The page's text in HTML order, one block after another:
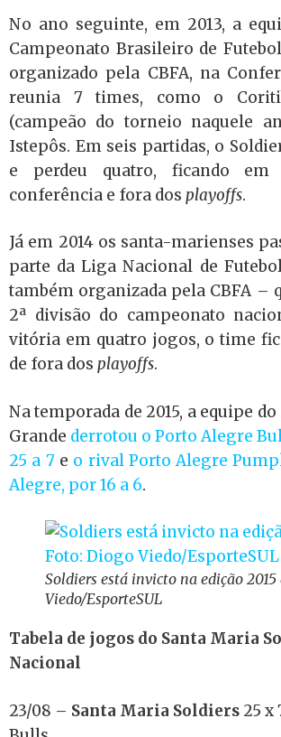
No ano seguinte, em 2013, a
Campeonato Brasileiro de
organizado pela CBFA, na
reunia 7 times, como o
(campeão do torneio naquele
Istepôs. Em seis partidas, o
e perdeu quatro, ficando
conferência e fora dos playoffs.
Já em 2014 os santa-marienses
parte da Liga Nacional de
também organizada pela CBFA –
2ª divisão do campeonato
vitória em quatro jogos, o time
de fora dos playoffs.
Na temporada de 2015, a equipe
Grande derrotou o Porto Alegre
25 a 7e o rival Porto Alegre
Alegre, por 16 a 6.
Soldiers está invicto na edição
Viedo/EsporteSUL
Tabela de jogos do Santa Maria
Nacional
23/08 – Santa Maria Soldiers 25 x